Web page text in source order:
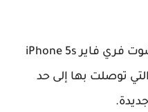
هذه هي أحسن إعدادات هيد شوت فري فاير iPhone 5s
التي توصلت بها إلى حد